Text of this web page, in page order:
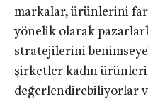
markalar, ürünlerini
yönelik olarak
stratejilerini
şirketler kadın
değerlendirebiliyorlar